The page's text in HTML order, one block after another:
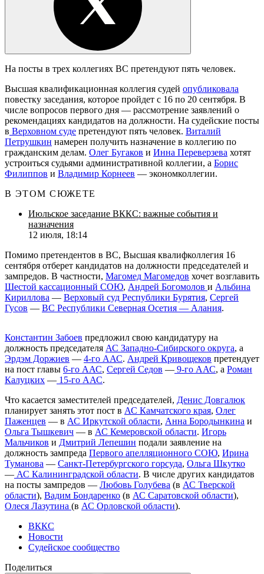
На посты в трех коллегиях ВС претендуют пять человек.
Высшая квалификационная коллегия судей опубликовала
повестку заседания, которое пройдет с 16 по 20 сентября. В
числе вопросов первого дня — рассмотрение заявлений о
рекомендациях кандидатов на должности. На судейские посты
в Верховном суде претендуют пять человек. Виталий
Петрушкин намерен получить назначение в коллегию по
гражданским делам. Олег Бугаков и Инна Переверзева хотят
устроиться судьями административной коллегии, а Борис
Филиппов и Владимир Корнеев — экономколлегии.
В ЭТОМ СЮЖЕТЕ
Июльское заседание ВККС: важные события и
назначения
12 июля, 18:14
Помимо претендентов в ВС, Высшая квалифколлегия 16
сентября отберет кандидатов на должности председателей и
зампредов. В частности, Магомед Магомедов хочет возглавить
Шестой кассационный СОЮ, Андрей Богомолов и Альбина
Кириллова — Верховый суд Республики Бурятия, Сергей
Гусов — ВС Республики Северная Осетия — Алания.
Константин Забоев предложил свою кандидатуру на
должность председателя АС Западно-Сибирского округа, а
Эрдэм Доржиев — 4-го ААС. Андрей Кривощеков претендует
на пост главы 6-го ААС, Сергей Седов — 9-го ААС, а Роман
Калуцких — 15-го ААС.
Что касается заместителей председателей, Денис Довгалюк
планирует занять этот пост в АС Камчатского края, Олег
Паженцев — в АС Иркутской области, Анна Бородынкина и
Ольга Тышкевич — в АС Кемеровской области. Игорь
Мальчиков и Дмитрий Лепешин подали заявление на
должность зампреда Первого апелляционного СОЮ, Ирина
Туманова — Санкт-Петербургского горсуда, Ольга Шкутко
— АС Калининградской области. В числе других кандидатов
на посты зампредов — Любовь Голубева (в АС Тверской
области), Вадим Бондаренко (в АС Саратовской области),
Олеся Лазутина (в АС Орловской области).
ВККС
Новости
Судейское сообщество
Поделиться